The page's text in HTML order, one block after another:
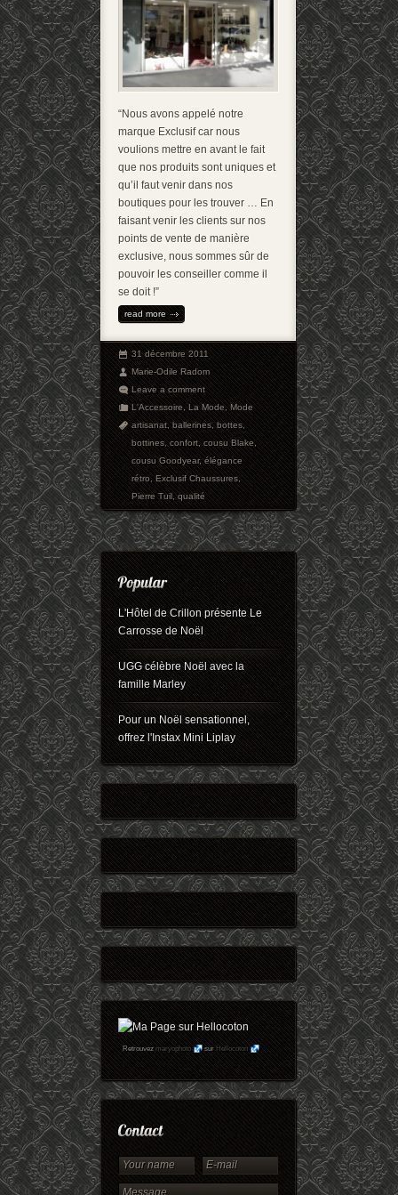
“Nous avons appelé notre
marque Exclusif car nous
voulions mettre en avant le fait
que nos produits sont uniques et
qu’il faut venir dans nos
boutiques pour les trouver … En
faisant venir les clients sur nos
points de vente de manière
exclusive, nous sommes sûr de
pouvoir les conseiller comme il
se doit !”
read more
31 décembre 2011
Marie-Odile Radom
Leave a comment
L'Accessoire,La Mode,Mode
artisanat,ballerines,bottes,
bottines,confort,cousu Blake,
cousu Goodyear,élégance
rétro,Exclusif Chaussures,
Pierre Tuil,qualité
L'Hôtel de Crillon présente Le
Carrosse de Noël
UGG célèbre Noël avec la
famille Marley
Pour un Noël sensationnel,
offrez l'Instax Mini Liplay
Retrouvezmaryophoto surHellocoton